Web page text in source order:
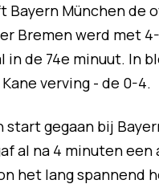
Bayern München de
Bremen werd met
in de 74e minuut. In
verving - de 0-4.
start gegaan bij
al na 4 minuten
het lang spannend